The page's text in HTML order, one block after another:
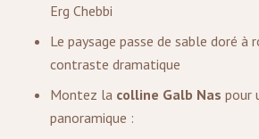
Erg Chebbi
Le paysage passe de sable doré à
contraste dramatique
Montez la colline Galb Nas pour
panoramique :